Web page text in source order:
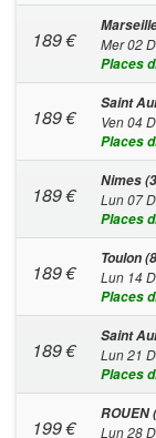
189€
Mer 02
Places
189€
Saint
Ven 04
Places
189€
Nimes
Lun 07
Places
189€
Toulon
Lun 14
Places
189€
Saint
Lun 21
Places
199€
ROUEN
Lun 28